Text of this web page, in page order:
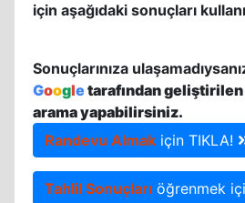
için aşağıdaki sonuçları
Sonuçlarınıza
Googletarafından geliştirilen
arama yapabilirsiniz.
Randevu Almak için TIKLA!
Tahlil Sonuçları öğrenmek